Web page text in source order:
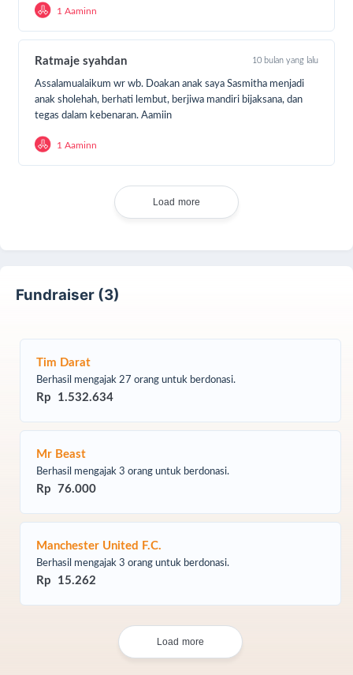
kerabat.
Dari Abu Mas’ud Radhiyallahu anhu berkata,
“Rasulullah Shallallahu ‘alaihi wa sallam bersabda,
‘Barangsiapa menunjukkan suatu kebaikan, maka ia
mendapatkan pahala seperti pahala orang yang
melakukannya.”
Insyaallah ajakan yang telah kita lakukan akan
ucapkan. Doa dan
1 Aaminn
Ratmaje syahdan 10 bulan yang lalu
Assalamualaikum wr wb. Doakan anak saya Sasmitha menjadi
anak sholehah, berhati lembut, berjiwa mandiri bijaksana, dan
tegas dalam kebenaran. Aamiin
1 Aaminn
Load more
Fundraiser (3)
Tim Darat
Berhasil mengajak 27 orang untuk berdonasi.
Rp 1.532.634
Mr Beast
Berhasil mengajak 3 orang untuk berdonasi.
Rp 76.000
Manchester United F.C.
Berhasil mengajak 3 orang untuk berdonasi.
Rp 15.262
Load more